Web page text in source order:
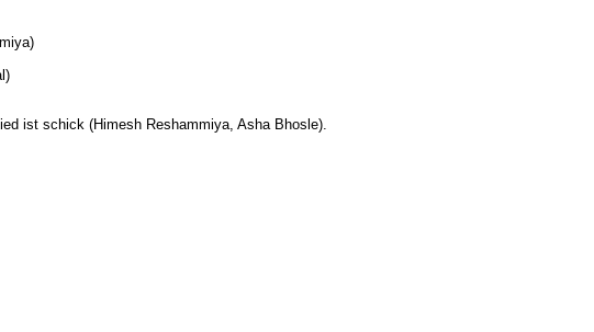
ist schick (Himesh Reshammiya, Asha Bhosle).